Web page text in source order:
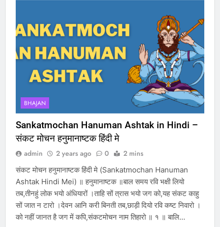
BHAJAN
Sankatmochan Hanuman Ashtak in Hindi –
संकट मोचन हनुमानाष्टक हिंदी मे
admin 2 years ago 0 2 mins
संकट मोचन हनुमानाष्टक हिंदी मे (Sankatmochan Hanuman
Ashtak Hindi Mei) ॥ हनुमानाष्टक ॥बाल समय रवि भक्षी लियो
तब,तीनहुं लोक भयो अंधियारों ।ताहि सों त्रास भयो जग को,यह संकट काहु
सों जात न टारो ।देवन आनि करी बिनती तब,छाड़ी दियो रवि कष्ट निवारो ।
को नहीं जानत है जग में कपि,संकटमोचन नाम तिहारो ॥ १ ॥ बालि…